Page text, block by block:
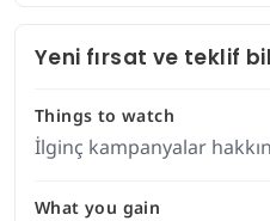
Yeni fırsat ve teklif
Things to watch
İlginç kampanyalar
What you gain